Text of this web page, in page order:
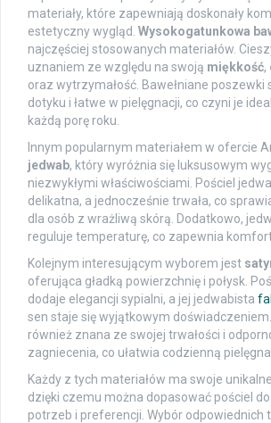
materiały, które zapewniają doskonały
estetyczny wygląd. Wysokogatunkowa
najczęściej stosowanych materiałów.
uznaniem ze względu na swoją miękkość,
oraz wytrzymałość. Bawełniane poszewki
dotyku i łatwe w pielęgnacji, co czyni je
każdą porę roku.
Innym popularnym materiałem w ofercie
jedwab, który wyróżnia się luksusowym
niezwykłymi właściwościami. Pościel
delikatna, a jednocześnie trwała, co
dla osób z wrażliwą skórą. Dodatkowo,
reguluje temperaturę, co zapewnia
Kolejnym interesującym wyborem jest
oferująca gładką powierzchnię i połysk.
dodaje elegancji sypialni, a jej jedwabista
sen staje się wyjątkowym
również znana ze swojej trwałości i
zagniecenia, co ułatwia codzienną
Każdy z tych materiałów ma swoje
dzięki czemu można dopasować pościel
potrzeb i preferencji. Wybór odpowiednich